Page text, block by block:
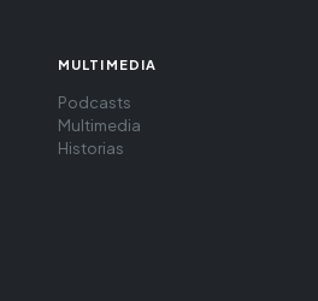
MULTIMEDIA
Podcasts
Multimedia
Historias